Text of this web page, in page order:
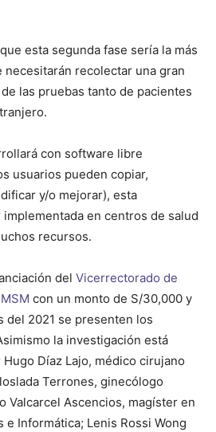
esta segunda fase sería la más
necesitarán recolectar una gran
las pruebas tanto de pacientes
con software libre
usuarios pueden copiar,
y/o mejorar), esta
en centros de salud
recursos.
del Vicerrectorado de
con un monto de S/30,000 y
del 2021 se presenten los
la investigación está
Díaz Lajo, médico cirujano
Terrones, ginecólogo
Valcarcel Ascencios, magíster en
e Informática; Lenis Rossi Wong